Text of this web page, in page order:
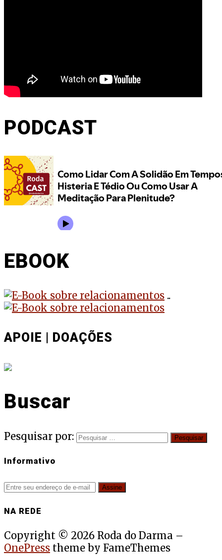
PODCAST
EBOOK
..
APOIE | DOAÇÕES
Buscar
Pesquisar por:
Informativo
NA REDE
Copyright © 2026 Roda do Darma –
OnePress theme by FameThemes